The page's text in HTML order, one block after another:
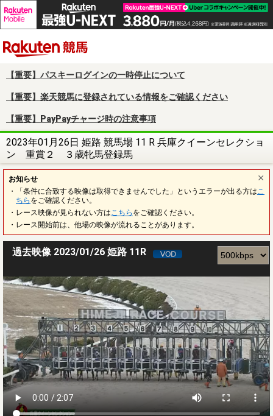
【重要】パスキーログインの一時停止について
【重要】楽天競馬に登録されている情報をご確認ください
【重要】PayPayチャージ時の注意事項
2023年01月26日 姫路 競馬場 11 R 兵庫クイーンセレクショ
ン 重賞２ ３歳牝馬登録馬
お知らせ
・「条件に合致する映像は取得できませんでした」というエラーが出る方は こ
ちら をご確認ください。
・レース映像が見られない方は こちら をご確認ください。
・レース開始前は、他場の映像が流れることがあります。
過去映像 2023/01/26 姫路 11R